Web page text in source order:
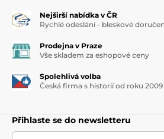
Nejširší nabídka v ČR
Rychlé odeslání - bleskové
Prodejna v Praze
Vše skladem za eshopové ceny
Spolehlivá volba
Česká firma s historií od roku 2009
Přihlaste se do newsletteru